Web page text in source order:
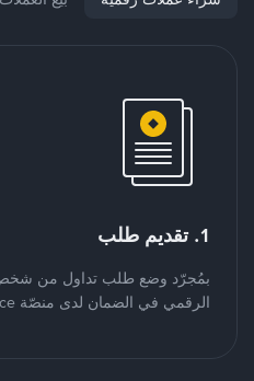
1. تقديم طلب
بمُجرّد وضع طلب تداول من
الرقمي في الضمان لدى منصّة Binance من شخص لشخص.